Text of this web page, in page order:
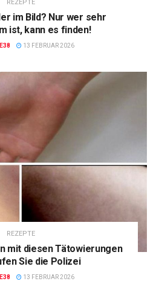
REZEPTE
im Bild? Nur wer sehr
ist, kann es finden!
13 FEBRUAR 2026
REZEPTE
mit diesen Tätowierungen
Sie die Polizei
13 FEBRUAR 2026